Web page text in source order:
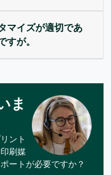
マイズが適切であ
すが。
ま
ント
刷媒
ートが必要ですか？